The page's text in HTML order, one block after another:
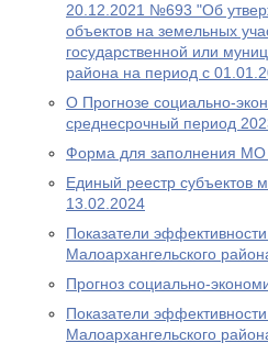
20.12.2021 №693 "Об
объектов на земельных
государственной или
района на период с
О Прогнозе социально-
среднесрочный период
Форма для заполнения МО
Единый реестр субъектов
13.02.2024
Показатели
Малоархангельского
Прогноз социально-
Показатели
Малоархангельского